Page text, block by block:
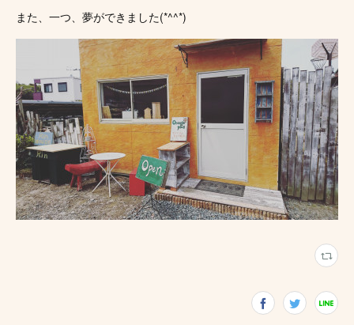
また、一つ、夢ができました(*^^*)